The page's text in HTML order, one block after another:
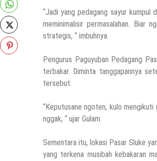
“Jadi yang pedagang sayur kumpul
meminimalisir permasalahan. Biar
strategis, “ imbuhnya.
Pengurus Paguyuban Pedagang
terbakar. Diminta tanggapannya
tersebut.
“Keputusane ngoten, kulo mengikuti
nggak, “ ujar Gulam.
Sementara itu, lokasi Pasar Sluke
yang terkena musibah kebakaran